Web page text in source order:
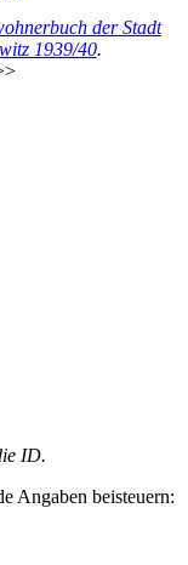
der Stadt
1939/40.
ID.
Angaben beisteuern: